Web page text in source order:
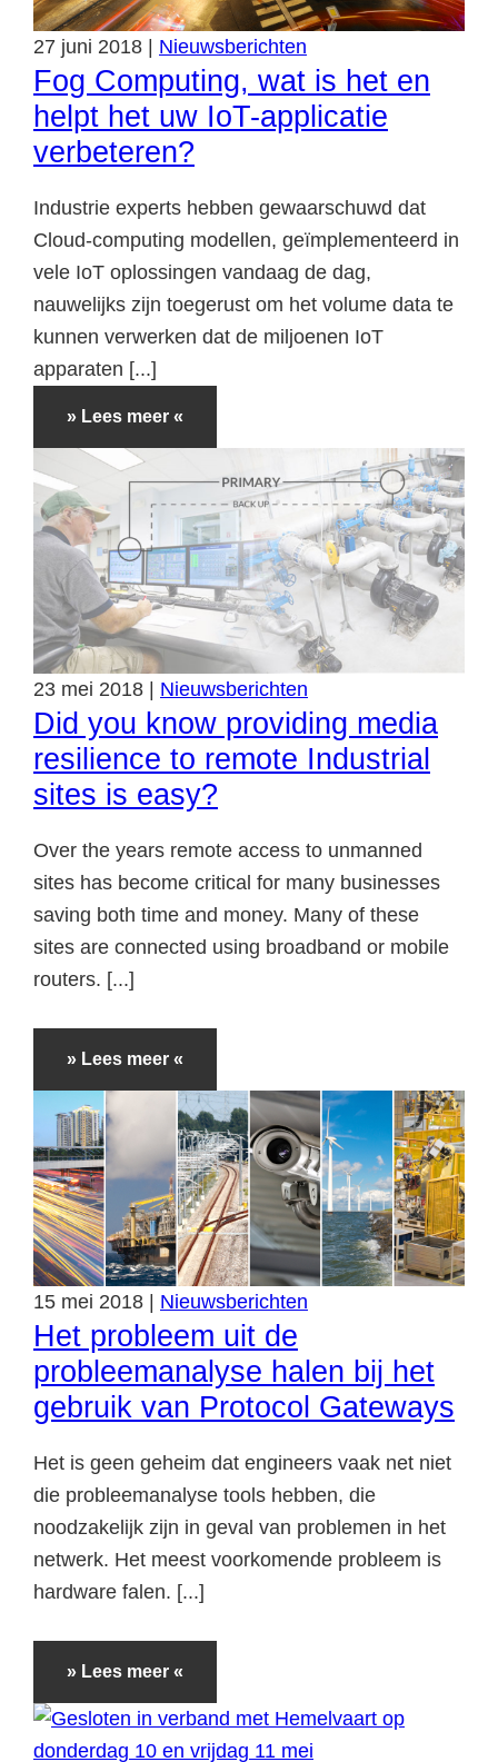
27 juni 2018 | Nieuwsberichten
Fog Computing, wat is het en
helpt het uw IoT-applicatie
verbeteren?
Industrie experts hebben gewaarschuwd dat
Cloud-computing modellen, geïmplementeerd in
vele IoT oplossingen vandaag de dag,
nauwelijks zijn toegerust om het volume data te
kunnen verwerken dat de miljoenen IoT
apparaten [...]
» Lees meer «
23 mei 2018 | Nieuwsberichten
Did you know providing media
resilience to remote Industrial
sites is easy?
Over the years remote access to unmanned
sites has become critical for many businesses
saving both time and money. Many of these
sites are connected using broadband or mobile
routers. [...]
» Lees meer «
15 mei 2018 Nieuwsberichten
Het probleem uit de
probleemanalyse halen bij het
gebruik van Protocol Gateways
Het is geen geheim dat engineers vaak net niet
die probleemanalyse tools hebben, die
noodzakelijk zijn in geval van problemen in het
netwerk. Het meest voorkomende probleem is
hardware falen. [...]
» Lees meer «